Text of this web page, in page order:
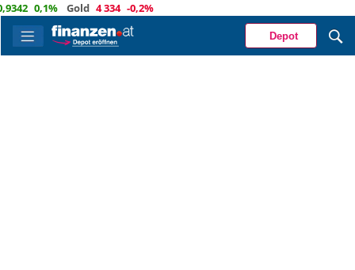
0,1% Gold 4 334 -0,2%
Depot